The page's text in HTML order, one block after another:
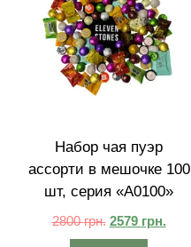
Набор чая пуэр
ассорти в мешочке 100
шт, серия «A0100»
2800грн. 2579 грн.